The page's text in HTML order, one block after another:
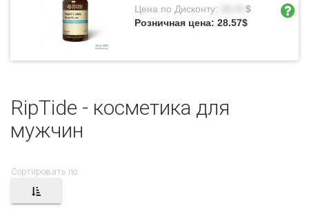
RipTide - косметика для
мужчин
Сортировать по:
Цена по Дисконту:
20.41$
Розничная цена:28.57$